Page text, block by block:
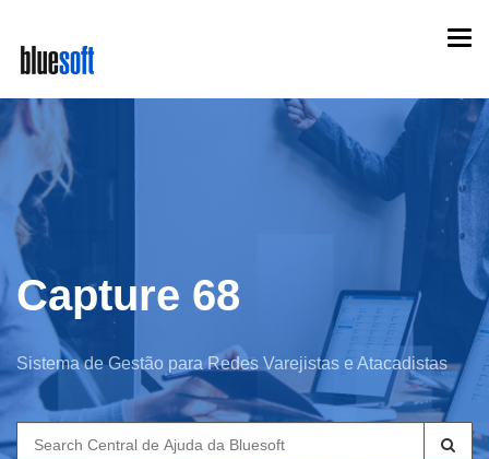
main
content
Capture 68
Sistema de Gestão para Redes Varejistas e Atacadistas
Search